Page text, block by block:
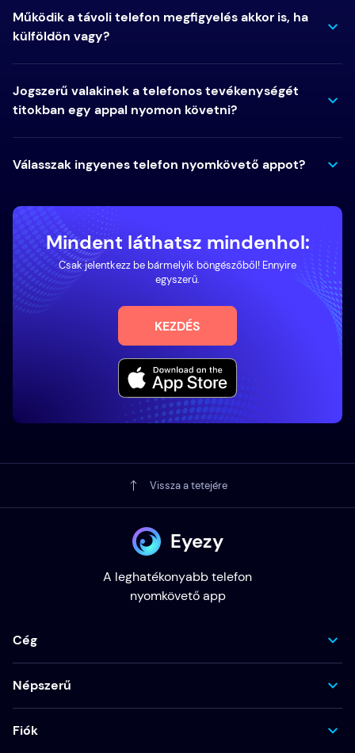
Működik a távoli telefon megfigyelés akkor is, ha
külföldön vagy?
Jogszerű valakinek a telefonos tevékenységét
titokban egy appal nyomon követni?
Válasszak ingyenes telefon nyomkövető appot?
Mindent láthatsz mindenhol:
Csak jelentkezz be bármelyik böngészőből! Ennyire
egyszerű.
KEZDÉS
Vissza a tetejére
Eyezy
A leghatékonyabb telefon
nyomkövető app
Cég
Népszerű
Fiók